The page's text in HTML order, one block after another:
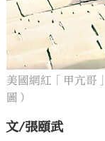
美國網紅「甲亢哥
圖）
文/張頤武